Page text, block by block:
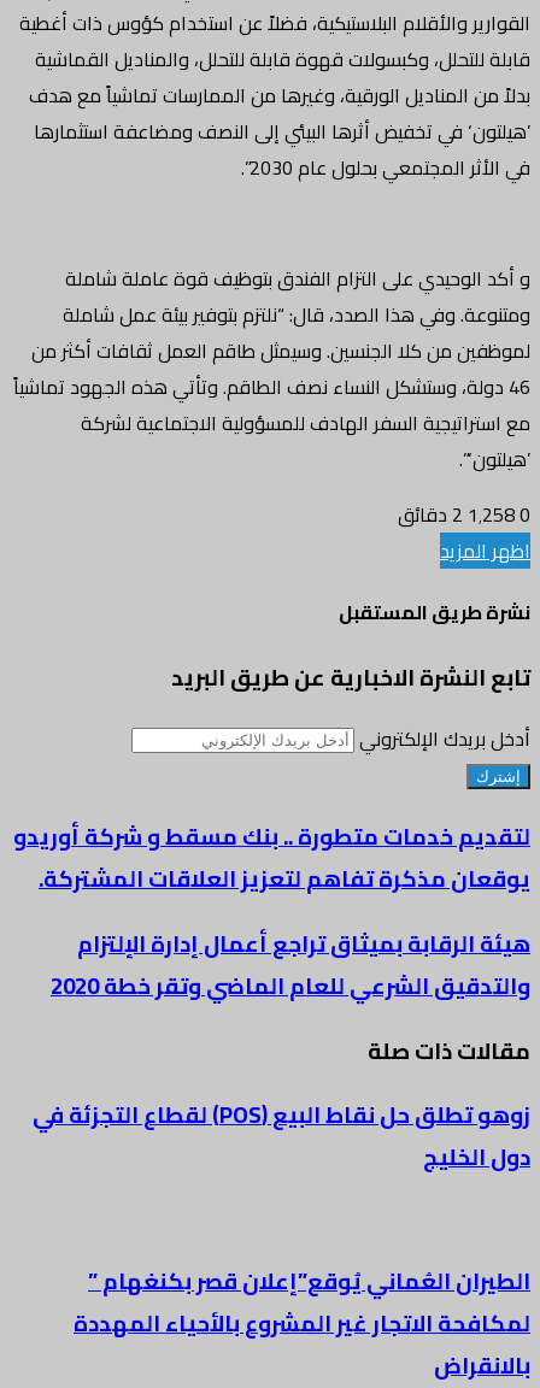
القوارير والأقلام البلاستيكية، فضلاً عن استخدام كؤوس ذات أغطية
قابلة للتحلل، وكبسولات قهوة قابلة للتحلل، والمناديل القماشية
بدلاً من المناديل الورقية، وغيرها من الممارسات تماشياً مع هدف
’هيلتون‘ في تخفيض أثرها البيئي إلى النصف ومضاعفة استثمارها
في الأثر المجتمعي بحلول عام 2030”.
و أكد الوحيدي على التزام الفندق بتوظيف قوة عاملة شاملة
ومتنوعة. وفي هذا الصدد، قال: “نلتزم بتوفير بيئة عمل شاملة
لموظفين من كلا الجنسين. وسيمثل طاقم العمل ثقافات أكثر من
46 دولة، وستشكل النساء نصف الطاقم. وتأتي هذه الجهود تماشياً
مع استراتيجية السفر الهادف للمسؤولية الاجتماعية لشركة
’هيلتون‘”.
0
2 دقائق
اظهر المزيد
نشرة طريق المستقبل
تابع النشرة الاخبارية عن طريق البريد
أدخل بريدك الإلكتروني
لتقديم خدمات متطورة .. بنك مسقط و شركة أوريدو
يوقعان مذكرة تفاهم لتعزيز العلاقات المشتركة.
هيئة الرقابة بميثاق تراجع أعمال إدارة الإلتزام
والتدقيق الشرعي للعام الماضي وتقر خطة 2020
مقالات ذات صلة
زوهو تطلق حل نقاط البيع (POS) لقطاع التجزئة في
دول الخليج
الطيران العُماني يُوقع”إعلان قصر بكنغهام ”
لمكافحة الاتجار غير المشروع بالأحياء المهددة
بالانقراض